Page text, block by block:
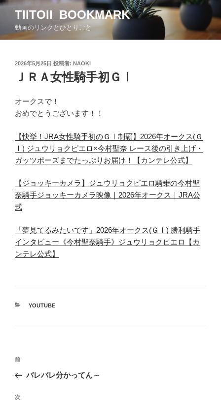
コ
ン
TIITOII_BOOKMARK
動画のリンクとひとりごと
投
日:
2026年5月25日 投稿者: NAOKI
ＪＲＡ女性騎手初ＧⅠ
オークスで！
おめでとうございます！！
【快挙！JRA女性騎手初のＧⅠ制覇】2026年オークス(Ｇ
Ⅰ) ジュウリョクピエロ×今村聖奈 レース後の引き上げ・
ガッツポーズまでたっぷりお届け！【カンテレ公式】
【ジョッキーカメラ】ジュウリョクピエロ騎乗の今村聖
奈騎手ジョッキーカメラ映像｜2026年オークス｜JRA公
式
「夢見てるみたいです」2026年オークス(ＧⅠ) 勝利騎手
インタビュー《今村聖奈騎手》ジュウリョクピエロ【カ
ンテレ公式】
カ
YOUTUBE
投
ナ
ビ
前
の
稿
前
バレバレ分かってん～
次
次